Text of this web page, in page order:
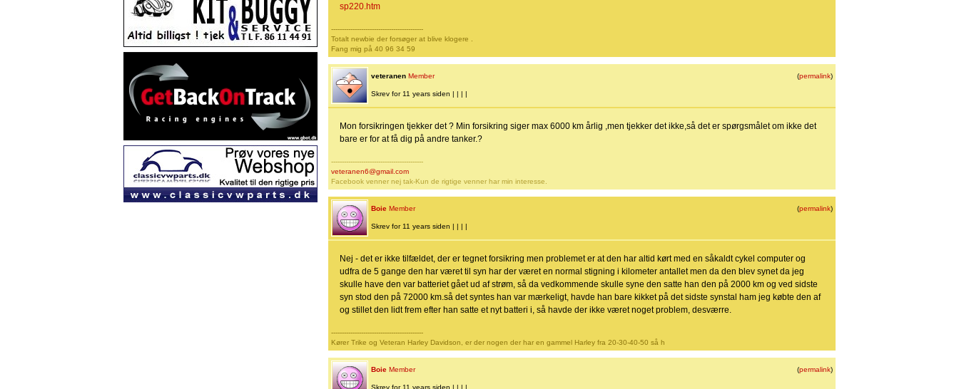
sp220.htm
-------------------------------------------
Totalt newbie der forsøger at blive klogere .
Fang mig på 40 96 34 59
(permalink)
veteranen Member
Skrev for 11 years siden | | | |
Mon forsikringen tjekker det ? Min forsikring siger max 6000 km årlig ,men tjekker det ikke,så det er spørgsmålet om ikke det
bare er for at få dig på andre tanker.?
-------------------------------------------
veteranen6@gmail.com
Facebook venner nej tak-Kun de rigtige venner har min interesse.
(permalink)
Boie Member
Skrev for 11 years siden | | | |
Nej - det er ikke tilfældet, der er tegnet forsikring men problemet er at den har altid kørt med en såkaldt cykel computer og
udfra de 5 gange den har været til syn har der været en normal stigning i kilometer antallet men da den blev synet da jeg
skulle have den var batteriet gået ud af strøm, så da vedkommende skulle syne den satte han den på 2000 km og ved sidste
syn stod den på 72000 km.så det syntes han var mærkeligt, havde han bare kikket på det sidste synstal ham jeg købte den af
og stillet den lidt frem efter han satte et nyt batteri i, så havde der ikke været noget problem, desværre.
-------------------------------------------
Kører Trike og Veteran Harley Davidson, er der nogen der har en gammel Harley fra 20-30-40-50 så h
(permalink)
Boie Member